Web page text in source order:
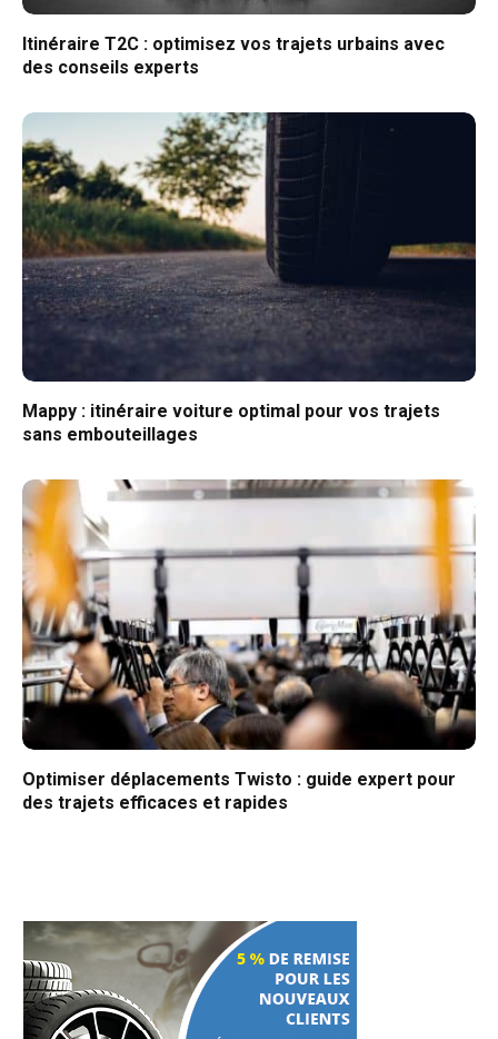
Itinéraire T2C : optimisez vos trajets urbains avec
des conseils experts
Mappy : itinéraire voiture optimal pour vos trajets
sans embouteillages
Optimiser déplacements Twisto : guide expert pour
des trajets efficaces et rapides